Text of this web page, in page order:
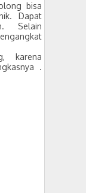
bisa
Dapat
Selain
karena
.